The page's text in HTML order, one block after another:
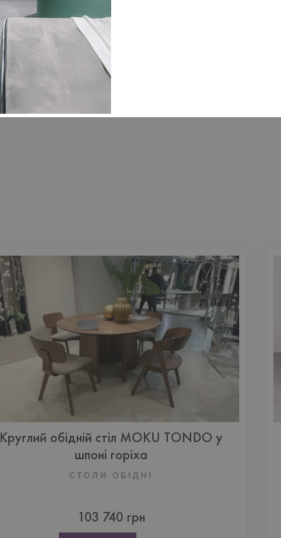
Круглий обідній стіл MOKU TONDO у
шпоні горіха
СТОЛИ ОБІДНІ
103 740 грн